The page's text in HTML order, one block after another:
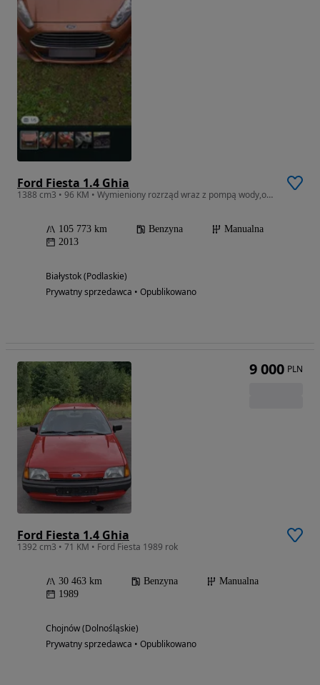
Ford Fiesta 1.4 Ghia
1388 cm3 • 96 KM • Wymieniony rozrząd wraz z pompą wody,oraz olej silnikowy 26.05.26
105 773 km Benzyna
Manualna
2013
Białystok (Podlaskie)
Prywatny sprzedawca • Opublikowano
Ford Fiesta 1.4 Ghia
1392 cm3 • 71 KM • Ford Fiesta 1989 rok
30 463 km Benzyna
Manualna
1989
Chojnów (Dolnośląskie)
Prywatny sprzedawca • Opublikowano
9 000 PLN